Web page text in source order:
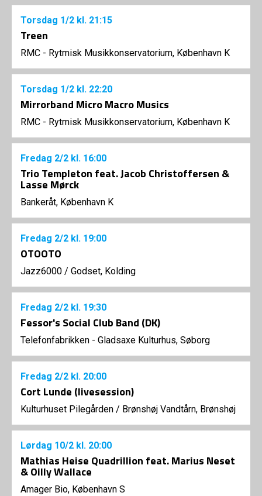
Torsdag 1/2 kl. 21:15
Treen
RMC - Rytmisk Musikkonservatorium, København K
Torsdag 1/2 kl. 22:20
Mirrorband Micro Macro Musics
RMC - Rytmisk Musikkonservatorium, København K
Fredag 2/2 kl. 16:00
Trio Templeton feat. Jacob Christoffersen &
Lasse Mørck
Bankeråt, København K
Fredag 2/2 kl. 19:00
OTOOTO
Jazz6000 / Godset, Kolding
Fredag 2/2 kl. 19:30
Fessor's Social Club Band (DK)
Telefonfabrikken - Gladsaxe Kulturhus, Søborg
Fredag 2/2 kl. 20:00
Cort Lunde (livesession)
Kulturhuset Pilegården / Brønshøj Vandtårn, Brønshøj
Lørdag 10/2 kl. 20:00
Mathias Heise Quadrillion feat. Marius Neset
& Oilly Wallace
Amager Bio, København S